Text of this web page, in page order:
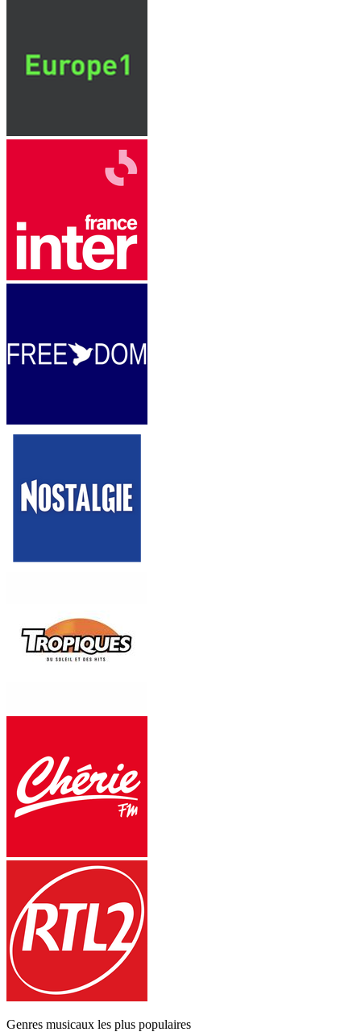
Genres musicaux les plus populaires